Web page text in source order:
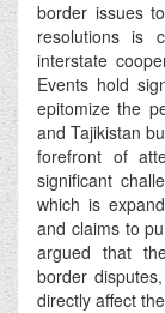
border issues
resolutions is
interstate
Events hold
epitomize the
and Tajikistan
forefront of
significant
which is
and claims to
argued that
border
directly affect